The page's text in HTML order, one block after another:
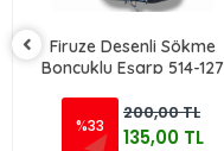
Firuze Desenli Sökme
Boncuklu Eşarp 514-127
%33
200,00 TL
135,00 TL